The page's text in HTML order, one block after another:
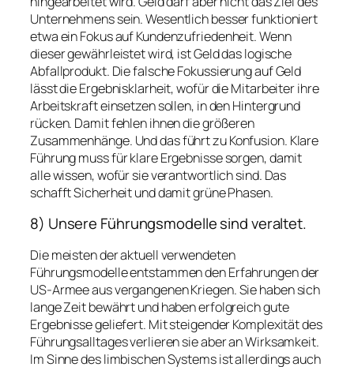
Unternehmens sein. Wesentlich besser funktioniert
etwa ein Fokus auf Kundenzufriedenheit. Wenn
dieser gewährleistet wird, ist Geld das logische
Abfallprodukt. Die falsche Fokussierung auf Geld
lässt die Ergebnisklarheit, wofür die Mitarbeiter ihre
Arbeitskraft einsetzen sollen, in den Hintergrund
rücken. Damit fehlen ihnen die größeren
Zusammenhänge. Und das führt zu Konfusion. Klare
Führung muss für klare Ergebnisse sorgen, damit
alle wissen, wofür sie verantwortlich sind. Das
schafft Sicherheit und damit grüne Phasen.
8) Unsere Führungsmodelle sind veraltet.
Die meisten der aktuell verwendeten
Führungsmodelle entstammen den Erfahrungen der
US-Armee aus vergangenen Kriegen. Sie haben sich
lange Zeit bewährt und haben erfolgreich gute
Ergebnisse geliefert. Mit steigender Komplexität des
Führungsalltages verlieren sie aber an Wirksamkeit.
Im Sinne des limbischen Systems ist allerdings auch